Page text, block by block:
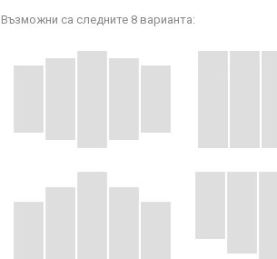
Възможни са следните 8 варианта: